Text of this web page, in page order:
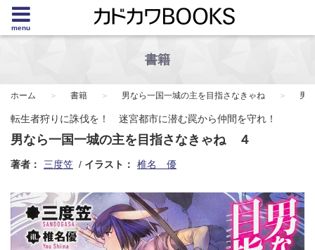
menu
書籍
ホーム 書籍 男なら一国一城の主を目指さなきゃね 男
転生者狩りに誅伐を！ 迷宮都市に潜む罠から仲間を守れ！
男なら一国一城の主を目指さなきゃね ４
著者： 三度笠 イラスト： 椎名 優